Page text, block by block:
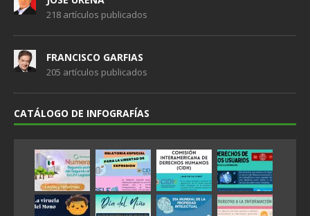
218 artículos publicados
FRANCISCO GARFIAS
205 artículos publicados
CATÁLOGO DE INFOGRAFÍAS